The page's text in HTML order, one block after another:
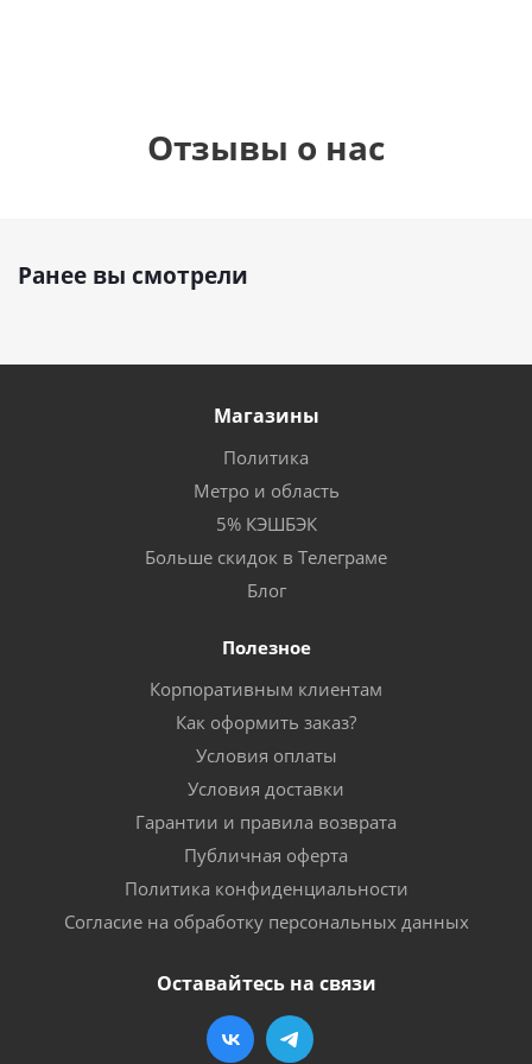
Отзывы о нас
Ранее вы смотрели
Магазины
Политика
Метро и область
5% КЭШБЭК
Больше скидок в Телеграме
Блог
Полезное
Корпоративным клиентам
Как оформить заказ?
Условия оплаты
Условия доставки
Гарантии и правила возврата
Публичная оферта
Политика конфиденциальности
Согласие на обработку персональных данных
Оставайтесь на связи